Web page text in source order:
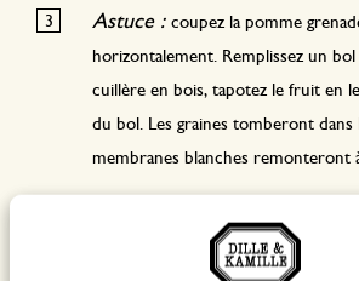
Astuce : coupez la pomme
horizontalement. Remplissez un bol
cuillère en bois, tapotez le fruit en
du bol. Les graines tomberont dans
membranes blanches remonteront
graines de grenade, les